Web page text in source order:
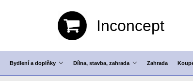
Inconcept
Bydlení a doplňky Dílna, stavba, zahrada Zahrada